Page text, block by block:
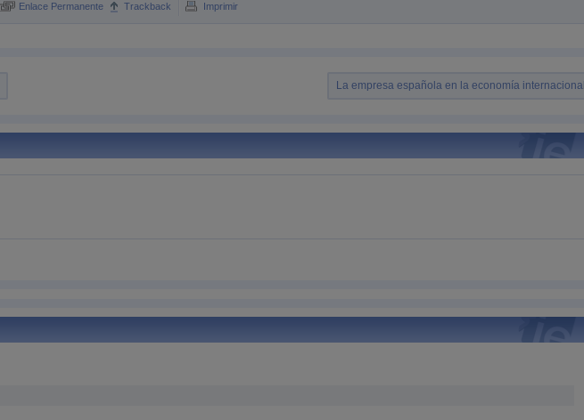
Enlace Permanente Trackback Imprimir
La empresa española en la economía internacional